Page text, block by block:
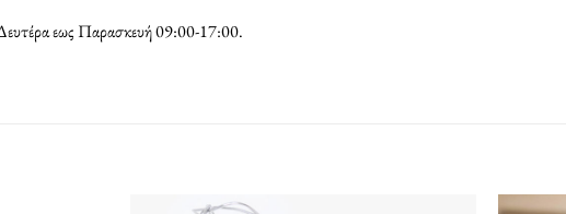
εως Παρασκευή 09:00-17:00.